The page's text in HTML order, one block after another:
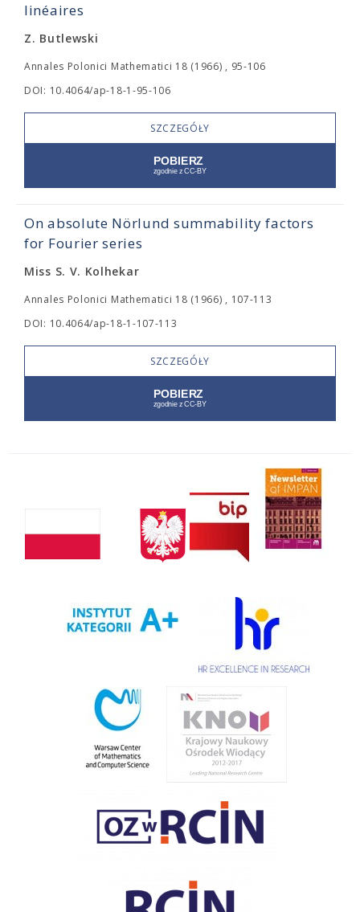
linéaires
Z. Butlewski
Annales Polonici Mathematici 18 (1966) , 95-106
DOI: 10.4064/ap-18-1-95-106
SZCZEGÓŁY
On absolute Nörlund summability factors
for Fourier series
Miss S. V. Kolhekar
Annales Polonici Mathematici 18 (1966) , 107-113
DOI: 10.4064/ap-18-1-107-113
SZCZEGÓŁY